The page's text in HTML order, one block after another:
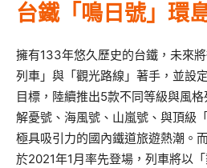
台鐵「鳴日號」環
擁有133年悠久歷史的台鐵，未來
列車」與「觀光路線」著手，並設
目標，陸續推出5款不同等級與風
解憂號、海風號、山嵐號、與頂級
極具吸引力的國內鐵道旅遊熱潮。
於2021年1月率先登場，列車將以